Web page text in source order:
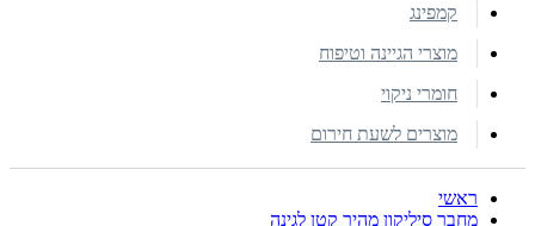
קמפינג
מוצרי הגיינה וטיפוח
חומרי ניקוי
מוצרים לשעת חירום
ראשי
מחבר סיליקון מהיר קטן לגינה